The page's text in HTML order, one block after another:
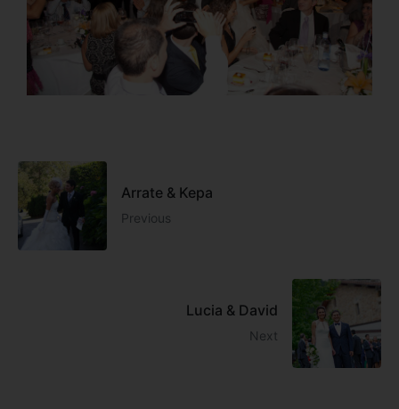
Arrate & Kepa
Previous
Lucia & David
Next